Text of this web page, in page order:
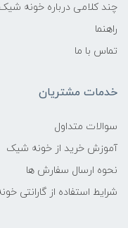
چند کلامی درباره خونه شیک
راهنما
تماس با ما
خدمات مشتریان
سوالات متداول
آموزش خرید از خونه شیک
نحوه ارسال سفارش ها
شرایط استفاده از گارانتی